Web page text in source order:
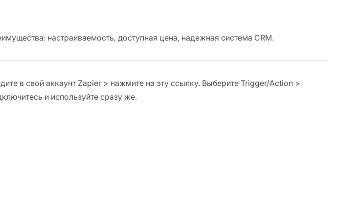
настраиваемость, доступная цена, надежная система CRM.
в свой аккаунт Zapier > нажмите на эту ссылку. Выберите Trigger/Action >
и используйте сразу же.